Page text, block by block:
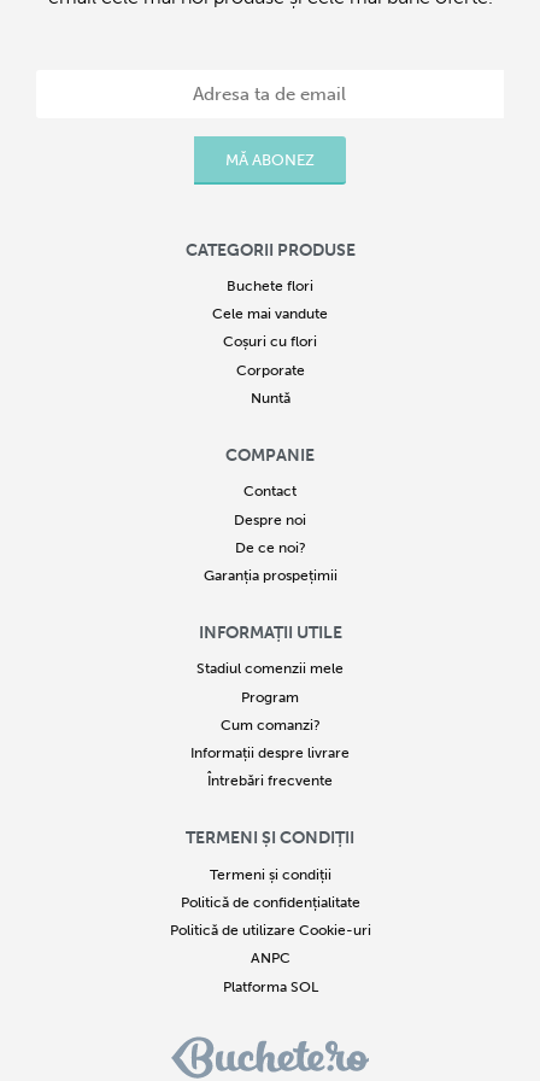
înțelegere reciprocă și receptivitate, iar micile atenții florale
bunele intenții și considerația deosebită. Aranjamentele sunt create
de către artiști florari talentați, cu cea mai mare grijă acordată
efectuează de către curierii firmei noastre în locația aleasă de către
client, în cel mai scurt timp posibil.
MĂ ABONEZ
CATEGORII PRODUSE
Buchete flori
Cele mai vandute
Coșuri cu flori
Corporate
Nuntă
COMPANIE
Contact
Despre noi
De ce noi?
Garanția prospețimii
INFORMAȚII UTILE
Stadiul comenzii mele
Program
Cum comanzi?
Informații despre livrare
Întrebări frecvente
TERMENI ȘI CONDIȚII
Termeni și condiții
Politică de confidențialitate
Politică de utilizare Cookie-uri
ANPC
Platforma SOL